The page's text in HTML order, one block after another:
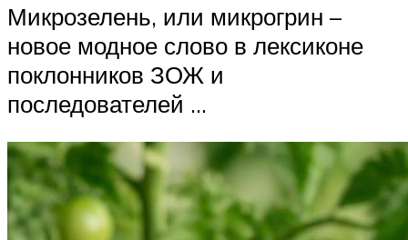
Микрозелень, или микрогрин –
новое модное слово в лексиконе
поклонников ЗОЖ и
последователей …